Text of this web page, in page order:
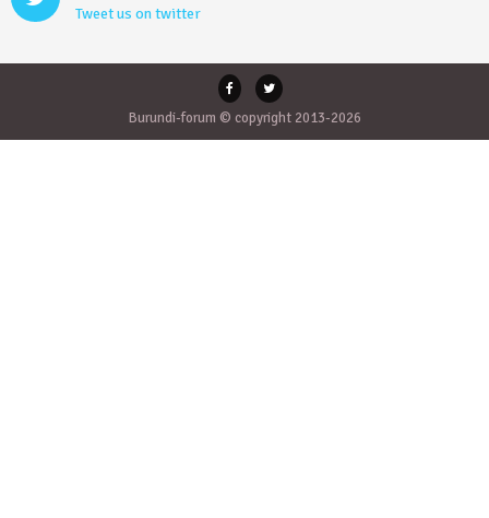
Tweet us on twitter
Burundi-forum © copyright 2013-2026